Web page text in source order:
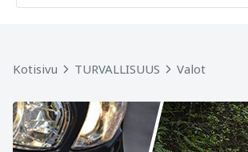
Kotisivu TURVALLISUUS Valot